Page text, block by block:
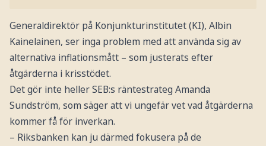
Generaldirektör på Konjunkturinstitutet (KI), Albin
Kainelainen, ser inga problem med att använda sig av
alternativa inflationsmått – som justerats efter
åtgärderna i krisstödet.
Det gör inte heller SEB:s räntestrateg Amanda
Sundström, som säger att vi ungefär vet vad åtgärderna
kommer få för inverkan.
– Riksbanken kan ju därmed fokusera på de